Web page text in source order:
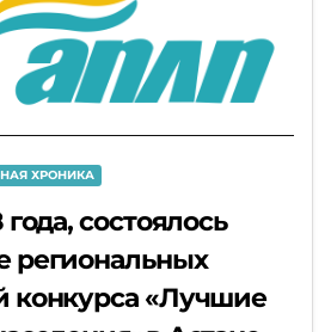
ХРОНИКА
состоялось
региональных
конкурса «Лучшие